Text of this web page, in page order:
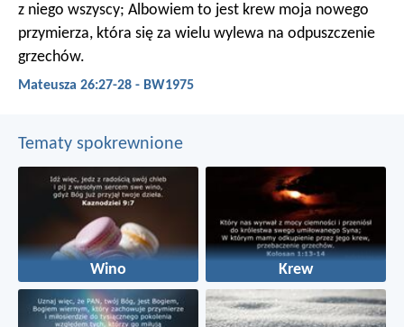
z niego wszyscy; Albowiem to jest krew moja nowego
przymierza, która się za wielu wylewa na odpuszczenie
grzechów.
Mateusza 26:27-28 - BW1975
Tematy spokrewnione
Wino Krew